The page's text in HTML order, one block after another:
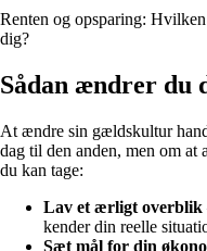
Renten og opsparing:
dig?
Sådan ændrer du
At ændre sin gældskultur
dag til den anden, men om at
du kan tage:
Lav et ærligt overblik
kender din reelle
Sæt mål for din